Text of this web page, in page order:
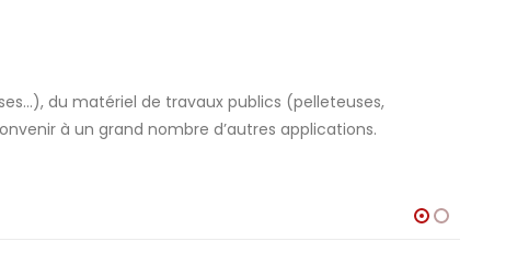
du matériel de travaux publics (pelleteuses,
à un grand nombre d’autres applications.